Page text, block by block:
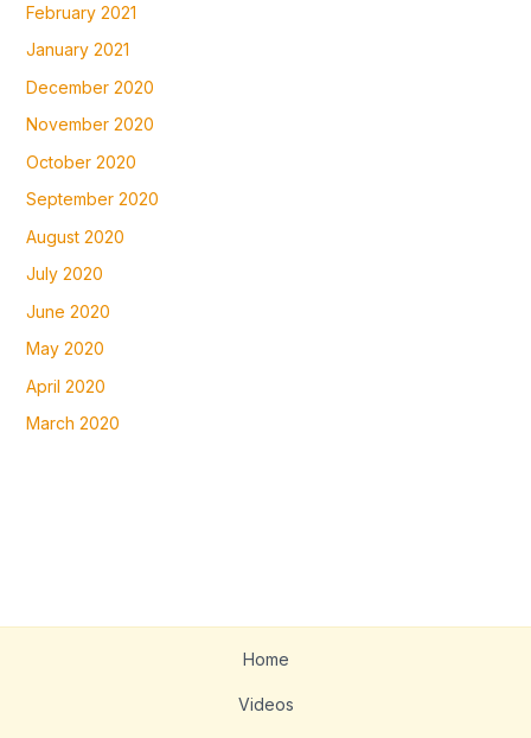
February 2021
January 2021
December 2020
November 2020
October 2020
September 2020
August 2020
July 2020
June 2020
May 2020
April 2020
March 2020
Home
Videos